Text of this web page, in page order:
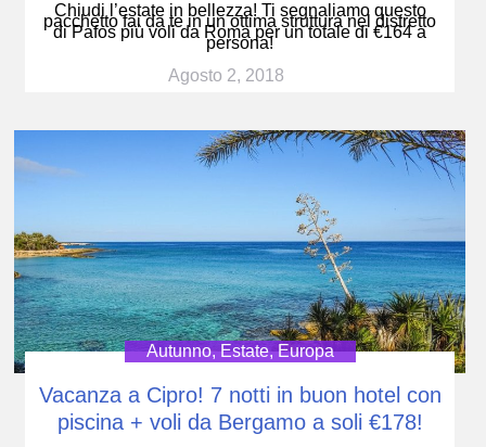
Chiudi l’estate in bellezza! Ti segnaliamo questo
pacchetto fai da te in un ottima struttura nel distretto
di Pafos più voli da Roma per un totale di €164 a
persona!
Agosto 2, 2018
Autunno,Estate,Europa
Vacanza a Cipro! 7 notti in buon hotel con
piscina + voli da Bergamo a soli €178!